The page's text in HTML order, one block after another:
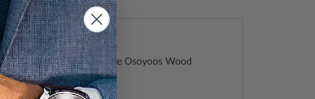
12127-32SET Solar drive Osoyoos Wood
42mm 3ATM
Wood